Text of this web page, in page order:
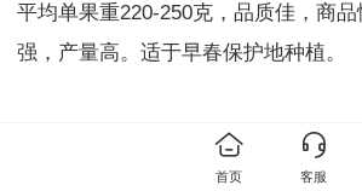
平均单果重220-250克，品质佳，商
强，产量高。适于早春保护地种植。
首页 客服